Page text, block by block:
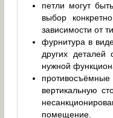
петли могут
выбор
зависимости от
фурнитура в
других деталей
нужной
вертикальную
помещение.